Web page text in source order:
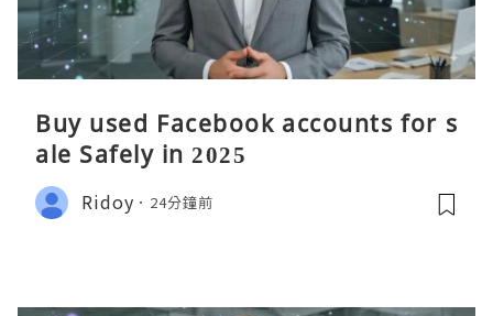
Buy used Facebook accounts for s
ale Safely in 2025
Ridoy 24分鐘前